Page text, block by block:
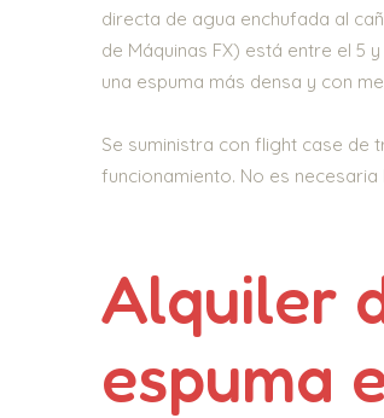
directa de agua enchufada al
de Máquinas FX) está entre el 5
una espuma más densa y con
Se suministra con flight case de
funcionamiento. No es
Alquiler
espuma